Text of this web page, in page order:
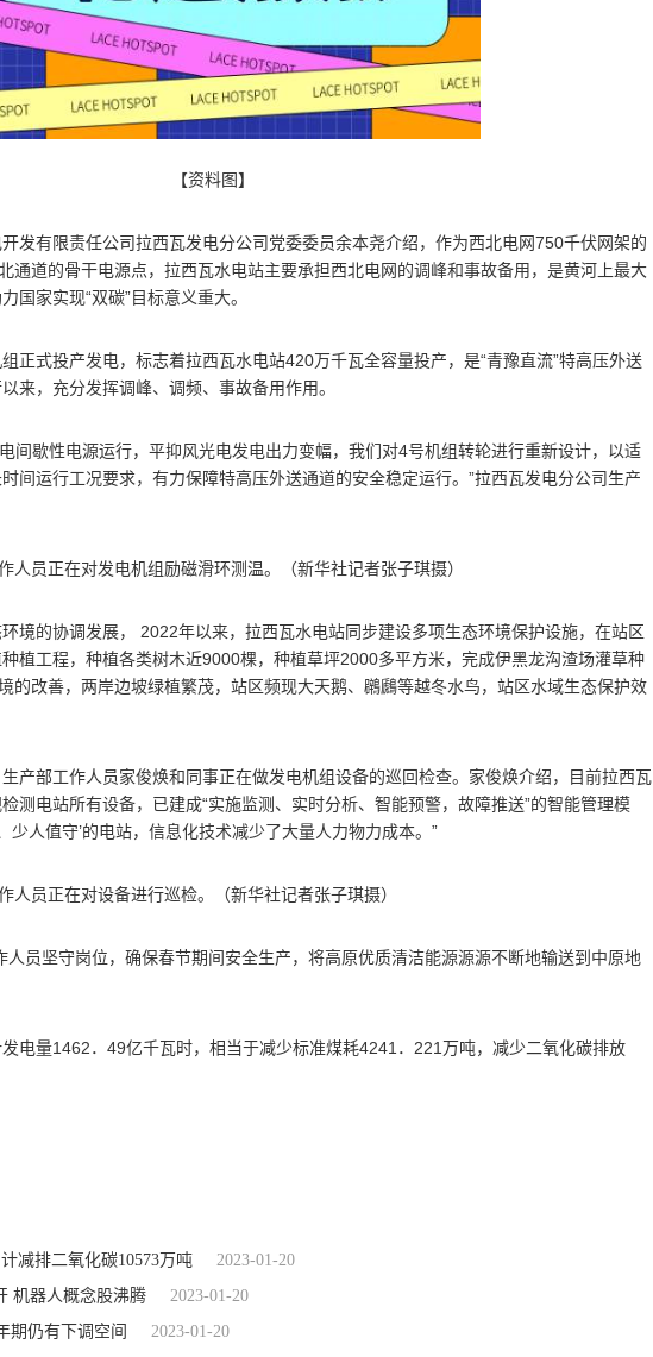
【资料图】
发有限责任公司拉西瓦发电分公司党委委员余本尧介绍，作为西北电网750千伏网架的
通道的骨干电源点，拉西瓦水电站主要承担西北电网的调峰和事故备用，是黄河上最大
国家实现“双碳”目标意义重大。
正式投产发电，标志着拉西瓦水电站420万千瓦全容量投产，是“青豫直流”特高压外送
来，充分发挥调峰、调频、事故备用作用。
电间歇性电源运行，平抑风光电发电出力变幅，我们对4号机组转轮进行重新设计，以适
间运行工况要求，有力保障特高压外送通道的安全稳定运行。”拉西瓦发电分公司生产
人员正在对发电机组励磁滑环测温。（新华社记者张子琪摄）
境的协调发展， 2022年以来，拉西瓦水电站同步建设多项生态环境保护设施，在站区
植工程，种植各类树木近9000棵，种植草坪2000多平方米，完成伊黑龙沟渣场灌草种
的改善，两岸边坡绿植繁茂，站区频现大天鹅、鸊鷉等越冬水鸟，站区水域生态保护效
产部工作人员家俊焕和同事正在做发电机组设备的巡回检查。家俊焕介绍，目前拉西瓦
测电站所有设备，已建成“实施监测、实时分析、智能预警，故障推送”的智能管理模
少人值守’的电站，信息化技术减少了大量人力物力成本。”
人员正在对设备进行巡检。（新华社记者张子琪摄）
人员坚守岗位，确保春节期间安全生产，将高原优质清洁能源源源不断地输送到中原地
电量1462．49亿千瓦时，相当于减少标准煤耗4241．221万吨，减少二氧化碳排放
减排二氧化碳10573万吨
2023-01-20
机器人概念股沸腾
2023-01-20
期仍有下调空间
2023-01-20